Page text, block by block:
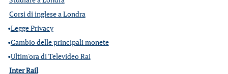
Corsi di inglese a Londra
•Legge Privacy
•Cambio delle principali monete
•Ultim'ora di Televideo Rai
Inter Rail